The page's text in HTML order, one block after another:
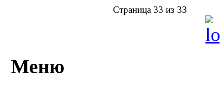
Страница 33 из 33
Меню